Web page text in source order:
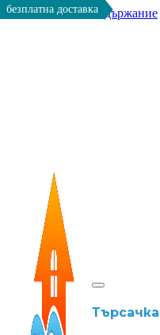
Към основното съдържание
Търсачка
безплатна доставка